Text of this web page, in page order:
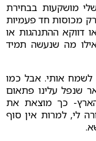
מושקעות בבחירת
מכוסות חד פעמיות
דווקא ההתנהגות או
מה שנעשה תמיד
לשמח אותי. אבל כמו
שנפל עלינו פתאום
הארץ- כך מוצאת את
לי, למרות אין סוף